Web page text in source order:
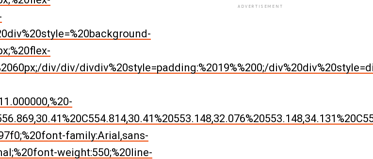
div/div/divdiv%20style=padding:%2019%%200;/
family:Arial,sans-
weight:550;%20line-
ADVERTISEMENT